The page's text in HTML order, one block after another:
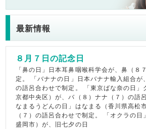
最新情報
８月７日の記念日
「鼻の日」日本耳鼻咽喉科学会が、鼻（８
定。 「バナナの日」日本バナナ輸入組合が
の語呂合わせで制定。 「東京ばな奈の日」
京都中央区）が、バ（８）ナナ（７）の語
なまるうどんの日」はなまる（香川県高松
（７）の語呂合わせで制定。 「オクラの
盛岡市）が、旧七夕の日